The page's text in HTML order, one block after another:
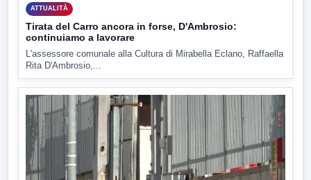
ATTUALITÀ
Tirata del Carro ancora in forse, D'Ambrosio:
continuiamo a lavorare
L'assessore comunale alla Cultura di Mirabella Eclano, Raffaella
Rita D'Ambrosio,...